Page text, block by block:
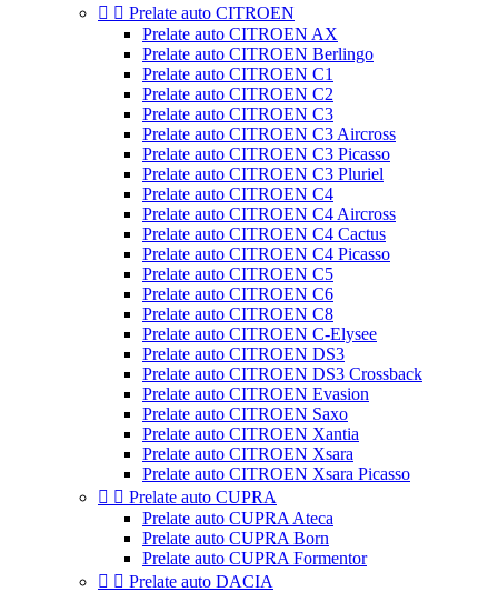
  Prelate auto CITROEN
Prelate auto CITROEN AX
Prelate auto CITROEN Berlingo
Prelate auto CITROEN C1
Prelate auto CITROEN C2
Prelate auto CITROEN C3
Prelate auto CITROEN C3 Aircross
Prelate auto CITROEN C3 Picasso
Prelate auto CITROEN C3 Pluriel
Prelate auto CITROEN C4
Prelate auto CITROEN C4 Aircross
Prelate auto CITROEN C4 Cactus
Prelate auto CITROEN C4 Picasso
Prelate auto CITROEN C5
Prelate auto CITROEN C6
Prelate auto CITROEN C8
Prelate auto CITROEN C-Elysee
Prelate auto CITROEN DS3
Prelate auto CITROEN DS3 Crossback
Prelate auto CITROEN Evasion
Prelate auto CITROEN Saxo
Prelate auto CITROEN Xantia
Prelate auto CITROEN Xsara
Prelate auto CITROEN Xsara Picasso
  Prelate auto CUPRA
Prelate auto CUPRA Ateca
Prelate auto CUPRA Born
Prelate auto CUPRA Formentor
  Prelate auto DACIA